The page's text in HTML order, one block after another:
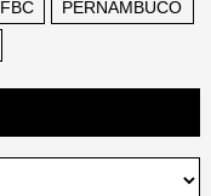
FBC
PERNAMBUCO